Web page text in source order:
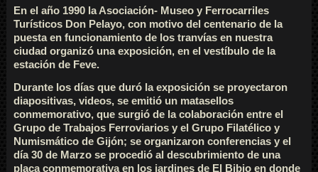
En el año 1990 la Asociación- Museo y Ferrocarriles
Turísticos Don Pelayo, con motivo del centenario de la
puesta en funcionamiento de los tranvías en nuestra
ciudad organizó una exposición, en el vestíbulo de la
estación de Feve.
Durante los días que duró la exposición se proyectaron
diapositivas, videos, se emitió un matasellos
conmemorativo, que surgió de la colaboración entre el
Grupo de Trabajos Ferroviarios y el Grupo Filatélico y
Numismático de Gijón; se organizaron conferencias y el
día 30 de Marzo se procedió al descubrimiento de una
placa conmemorativa en los jardines de El Bibio en donde